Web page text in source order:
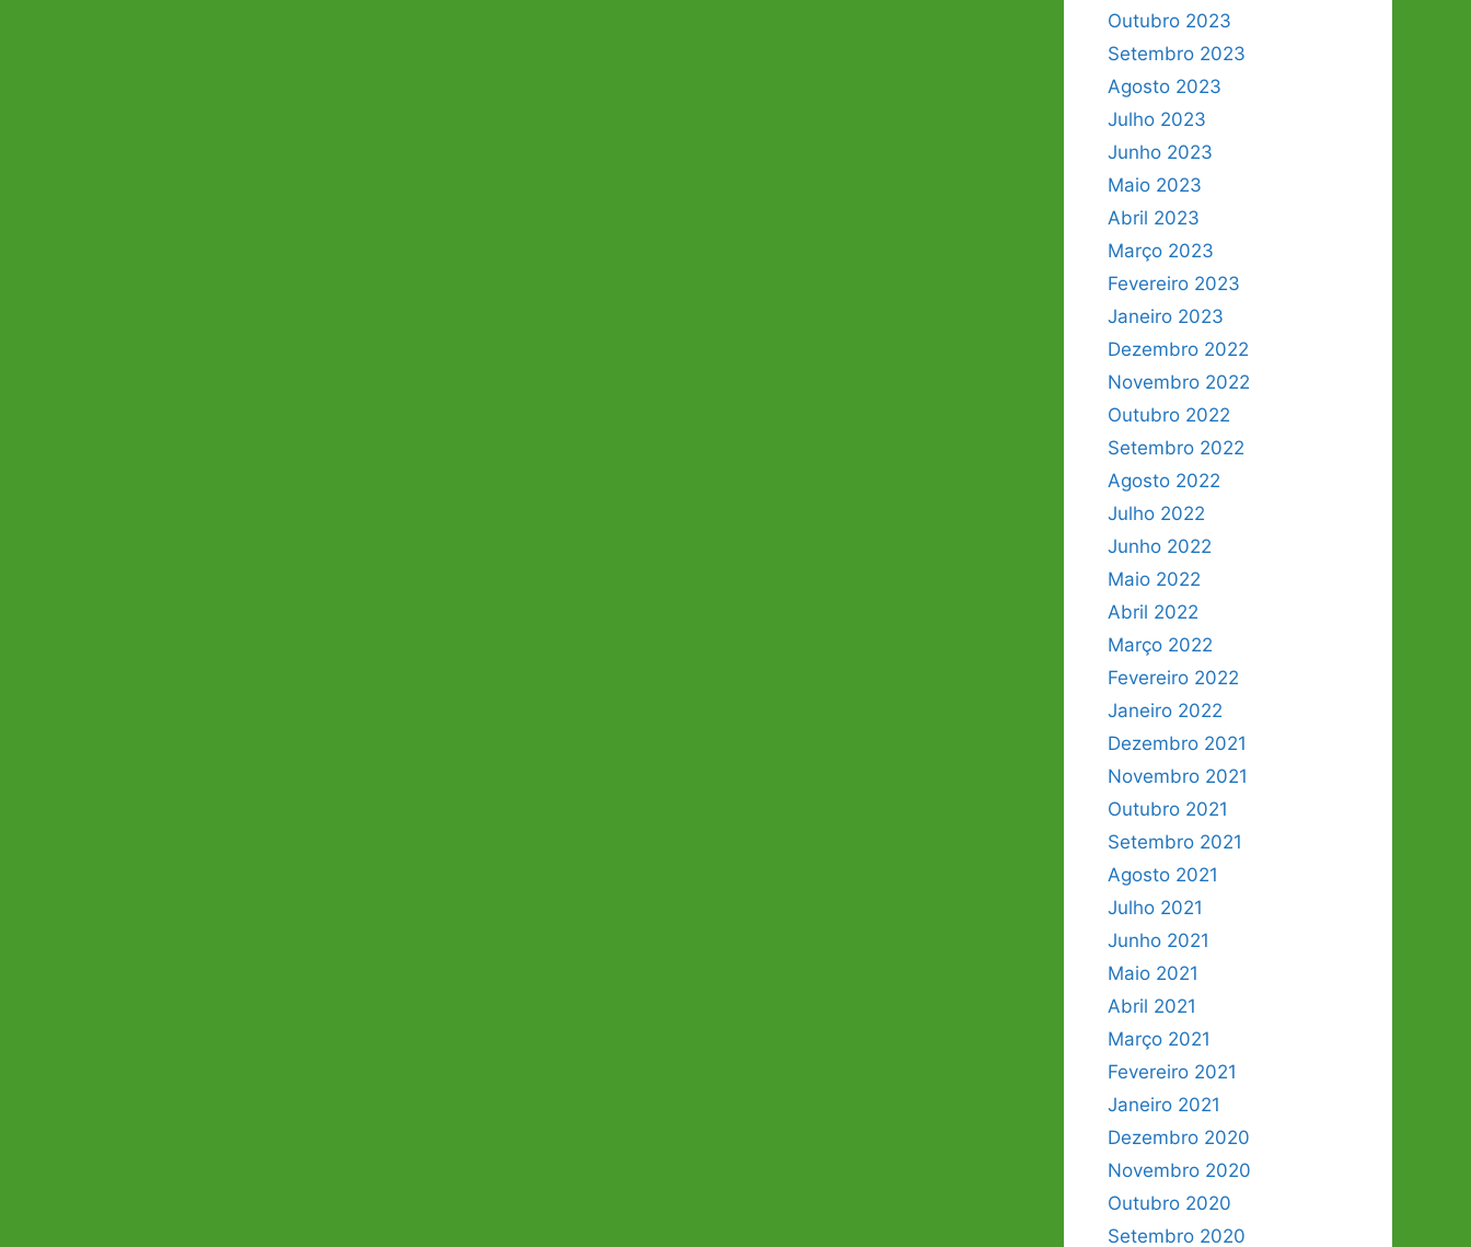
Outubro 2023
Setembro 2023
Agosto 2023
Julho 2023
Junho 2023
Maio 2023
Abril 2023
Março 2023
Fevereiro 2023
Janeiro 2023
Dezembro 2022
Novembro 2022
Outubro 2022
Setembro 2022
Agosto 2022
Julho 2022
Junho 2022
Maio 2022
Abril 2022
Março 2022
Fevereiro 2022
Janeiro 2022
Dezembro 2021
Novembro 2021
Outubro 2021
Setembro 2021
Agosto 2021
Julho 2021
Junho 2021
Maio 2021
Abril 2021
Março 2021
Fevereiro 2021
Janeiro 2021
Dezembro 2020
Novembro 2020
Outubro 2020
Setembro 2020